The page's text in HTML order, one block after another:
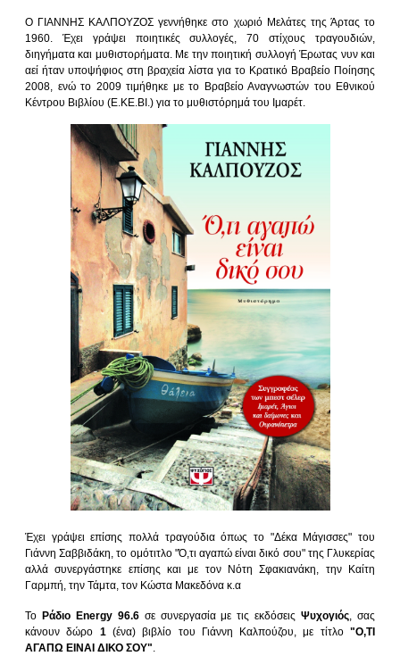
Ο ΓΙΑΝΝΗΣ ΚΑΛΠΟΥΖΟΣ γεννήθηκε στο χωριό Μελάτες της Άρτας το
1960. Έχει γράψει ποιητικές συλλογές, 70 στίχους τραγουδιών,
διηγήματα και μυθιστορήματα. Με την ποιητική συλλογή Έρωτας νυν και
αεί ήταν υποψήφιος στη βραχεία λίστα για το Κρατικό Βραβείο Ποίησης
2008, ενώ το 2009 τιμήθηκε με το Βραβείο Αναγνωστών του Εθνικού
Κέντρου Βιβλίου (Ε.ΚΕ.ΒΙ.) για το μυθιστόρημά του Ιμαρέτ.
Έχει γράψει επίσης πολλά τραγούδια όπως το "Δέκα Μάγισσες" του
Γιάννη Σαββιδάκη, το ομότιτλο "Ό,τι αγαπώ είναι δικό σου" της Γλυκερίας
αλλά συνεργάστηκε επίσης και με τον Νότη Σφακιανάκη, την Καίτη
Γαρμπή, την Τάμτα, τον Κώστα Μακεδόνα κ.α
Το Ράδιο Energy 96.6σε συνεργασία με τις εκδόσειςΨυχογιός, σας
κάνουν δώρο 1(ένα) βιβλίο του Γιάννη Καλπούζου, με τίτλο"Ο,ΤΙ
ΑΓΑΠΩ ΕΙΝΑΙ ΔΙΚΟ ΣΟΥ".